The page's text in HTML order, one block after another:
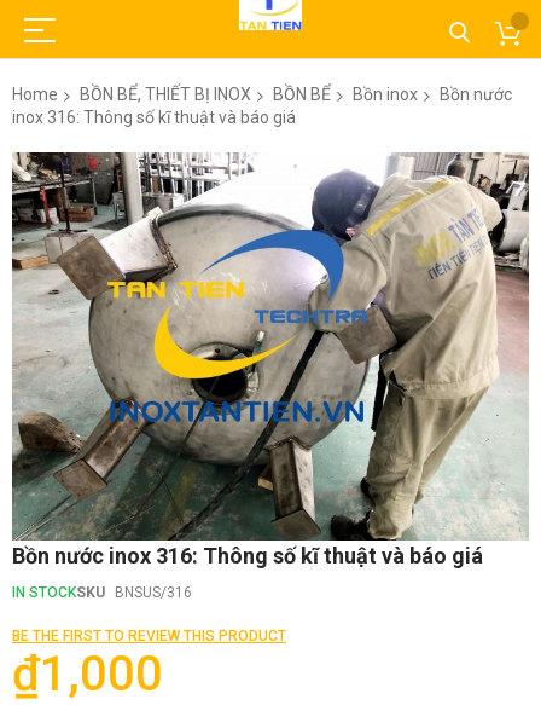
Home BỒN BỂ, THIẾT BỊ INOX BỒN BỂ Bồn inox
Bồn nước
inox 316: Thông số kĩ thuật và báo giá
Skip
to
the
end
of
the
images
gallery
Skip
the
of
the
images
gallery
Bồn nước inox 316: Thông số kĩ thuật và báo giá
IN STOCKSKU BNSUS/316
BE THE FIRST TO REVIEW THIS PRODUCT
₫1,000